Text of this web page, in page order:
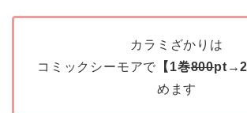
カラミざかりは
コミックシーモアで 【1巻800
めます